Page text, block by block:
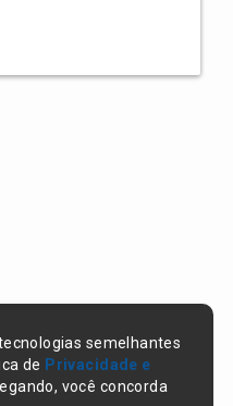
semelhantes
de Privacidade e
você concorda